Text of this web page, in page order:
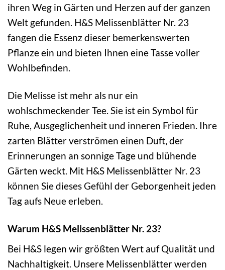
ihren Weg in Gärten und Herzen auf der ganzen
Welt gefunden. H&S Melissenblätter Nr. 23
fangen die Essenz dieser bemerkenswerten
Pflanze ein und bieten Ihnen eine Tasse voller
Wohlbefinden.
Die Melisse ist mehr als nur ein
wohlschmeckender Tee. Sie ist ein Symbol für
Ruhe, Ausgeglichenheit und inneren Frieden. Ihre
zarten Blätter verströmen einen Duft, der
Erinnerungen an sonnige Tage und blühende
Gärten weckt. Mit H&S Melissenblätter Nr. 23
können Sie dieses Gefühl der Geborgenheit jeden
Tag aufs Neue erleben.
Warum H&S Melissenblätter Nr. 23?
Bei H&S legen wir größten Wert auf Qualität und
Nachhaltigkeit. Unsere Melissenblätter werden